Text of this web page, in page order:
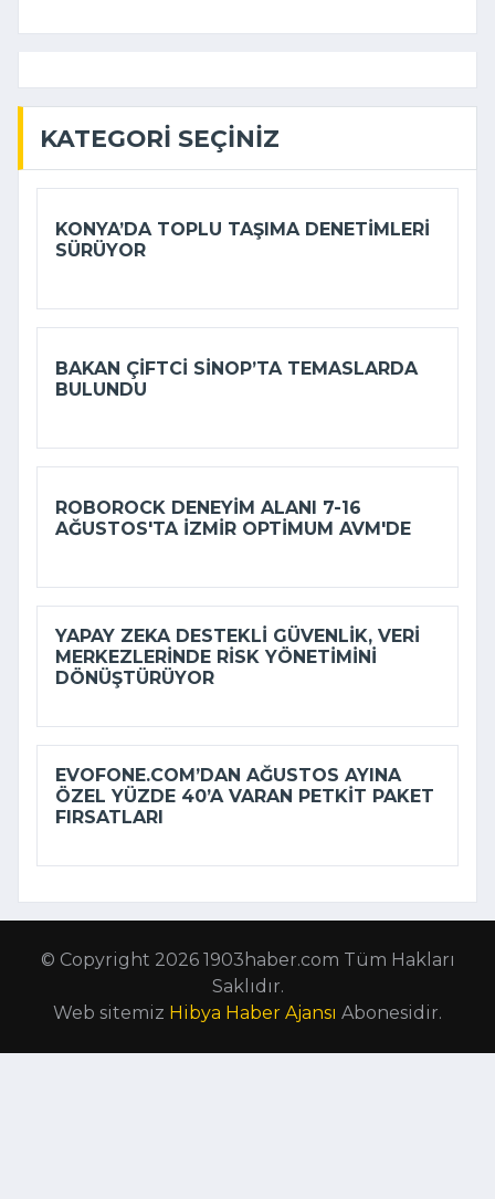
KATEGORI SEÇINIZ
KONYA’DA TOPLU TAŞIMA DENETIMLERI
SÜRÜYOR
BAKAN ÇIFTCI SINOP’TA TEMASLARDA
BULUNDU
ROBOROCK DENEYIM ALANI 7-16
AĞUSTOS'TA İZMIR OPTIMUM AVM'DE
YAPAY ZEKA DESTEKLI GÜVENLIK, VERI
MERKEZLERINDE RISK YÖNETIMINI
DÖNÜŞTÜRÜYOR
EVOFONE.COM’DAN AĞUSTOS AYINA
ÖZEL YÜZDE 40’A VARAN PETKIT PAKET
FIRSATLARI
© Copyright 2026 1903haber.com Tüm Hakları
Saklıdır.
Web sitemiz Hibya Haber Ajansı Abonesidir.